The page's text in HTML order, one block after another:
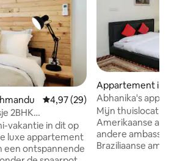
Gemiddelde beoordeling van
4,97 (29)
2BHK
vakantie in dit op
luxe appartement
een ontspannende
Appartement in
Abhanika's
Mijn thuislocatie
Amerikaanse
andere
Braziliaanse